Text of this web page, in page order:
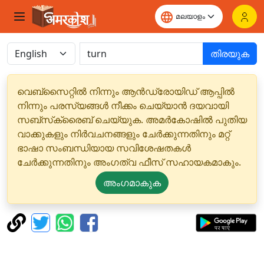
തിരയുക
വെബ്‌സൈറ്റിൽ നിന്നും ആൻഡ്രോയിഡ് ആപ്പിൽ
നിന്നും പരസ്യങ്ങൾ നീക്കം ചെയ്യാൻ ദയവായി
സബ്‌സ്‌ക്രൈബ് ചെയ്യുക. അമർകോഷിൽ പുതിയ
വാക്കുകളും നിർവചനങ്ങളും ചേർക്കുന്നതിനും മറ്റ്
ഭാഷാ സംബന്ധിയായ സവിശേഷതകൾ
ചേർക്കുന്നതിനും അംഗത്വ ഫീസ് സഹായകമാകും.
അംഗമാകുക